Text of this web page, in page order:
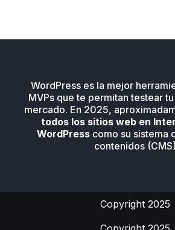
WordPress es la mejor
MVPs que te permitan testear
mercado. En 2025,
todos los sitios web en
WordPress como su sistema
contenidos (CMS)
Copyright 2025